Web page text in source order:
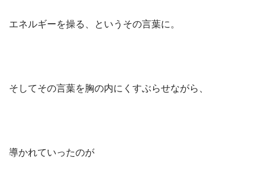
エネルギーを操る、というその言葉に。
そしてその言葉を胸の内にくすぶらせながら、
導かれていったのが